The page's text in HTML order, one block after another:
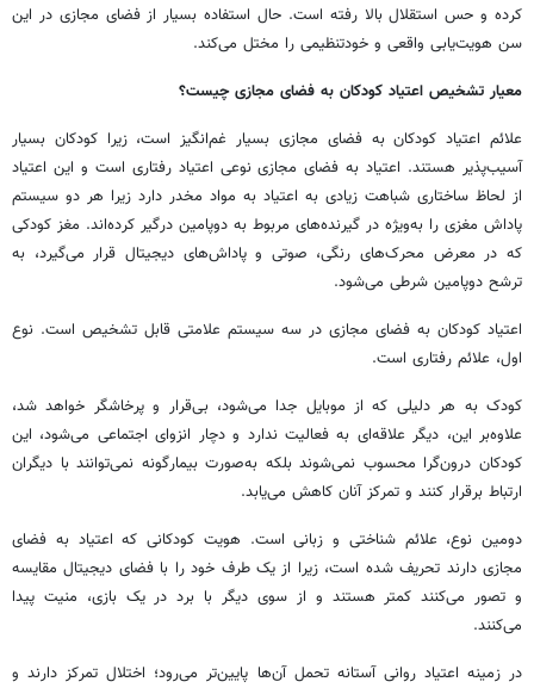
کرده و حس استقلال بالا رفته است. حال استفاده بسیار از فضای مجازی در این
سن هویت‌یابی واقعی و خودتنظیمی را مختل می‌کند.
معیار تشخیص اعتیاد کودکان به فضای مجازی چیست؟
علائم اعتیاد کودکان به فضای مجازی بسیار غم‌انگیز است، زیرا کودکان بسیار
آسیب‌پذیر هستند. اعتیاد به فضای مجازی نوعی اعتیاد رفتاری است و این اعتیاد
از لحاظ ساختاری شباهت زیادی به اعتیاد به مواد مخدر دارد زیرا هر دو سیستم
پاداش مغزی را به‌ویژه در گیرنده‌های مربوط به دوپامین درگیر کرده‌اند. مغز کودکی
که در معرض محرک‌های رنگی، صوتی و پاداش‌های دیجیتال قرار می‌گیرد، به
ترشح دوپامین شرطی می‌شود.
اعتیاد کودکان به فضای مجازی در سه سیستم علامتی قابل تشخیص است. نوع
اول، علائم رفتاری است.
کودک به هر دلیلی که از موبایل جدا می‌شود، بی‌قرار و پرخاشگر خواهد شد،
علاوه‌بر این، دیگر علاقه‌ای به فعالیت ندارد و دچار انزوای اجتماعی می‌شود، این
کودکان درون‌گرا محسوب نمی‌شوند بلکه به‌صورت بیمارگونه نمی‌توانند با دیگران
ارتباط برقرار کنند و تمرکز آنان کاهش می‌یابد.
دومین نوع، علائم شناختی و زبانی است. هویت کودکانی که اعتیاد به فضای
مجازی دارند تحریف شده است، زیرا از یک طرف خود را با فضای دیجیتال مقایسه
و تصور می‌کنند کمتر هستند و از سوی دیگر با برد در یک بازی، منیت پیدا
می‌کنند.
در زمینه اعتیاد روانی آستانه تحمل آن‌ها پایین‌تر می‌رود؛ اختلال تمرکز دارند و